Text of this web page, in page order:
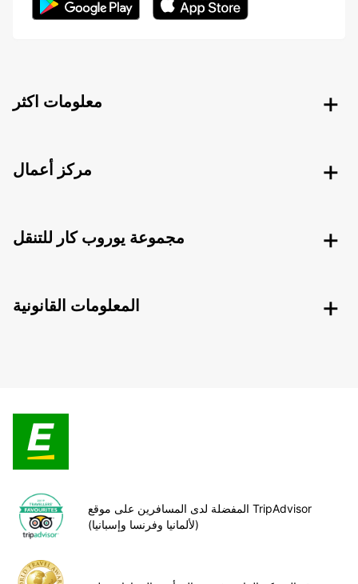
معلومات اكثر
مركز أعمال
مجموعة يوروب كار للتنقل
المعلومات القانونية
المفضلة لدى المسافرين على موقع TripAdvisor
(لألمانيا وفرنسا وإسبانيا)